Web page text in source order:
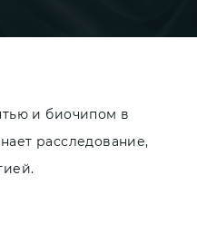
и биочипом в
расследование,